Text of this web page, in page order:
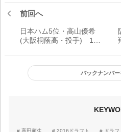
前回へ
日本ハム5位・高山優希
(大阪桐蔭高・投手) 150
器
バックナンバー
高田萌生 2016ドラフト ドラフ